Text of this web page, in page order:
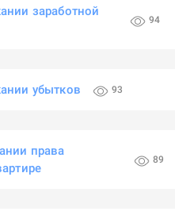
заработной
94
убытков 93
права
89